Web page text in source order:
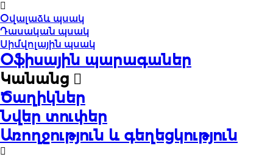
Օվալաձև պսակ
Դասական պսակ
Սիմվոլային պսակ
Օֆիսային պարագաներ
Կանանց
Ծաղիկներ
Նվեր տուփեր
Առողջություն և գեղեցկություն